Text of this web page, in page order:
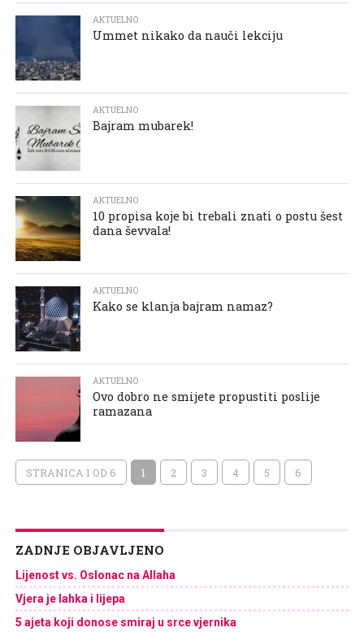
AKTUELNO
Ummet nikako da nauči lekciju
AKTUELNO
Bajram mubarek!
AKTUELNO
10 propisa koje bi trebali znati o postu šest
dana ševvala!
AKTUELNO
Kako se klanja bajram namaz?
AKTUELNO
Ovo dobro ne smijete propustiti poslije
ramazana
STRANICA 1 OD 6 1 2 3 4 5 6
ZADNJE OBJAVLJENO
Lijenost vs. Oslonac na Allaha
Vjera je lahka i lijepa
5 ajeta koji donose smiraj u srce vjernika